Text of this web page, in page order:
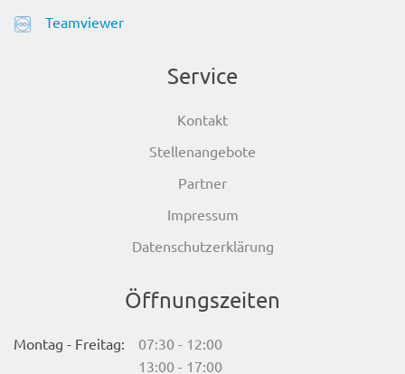
Teamviewer
Service
Kontakt
Stellenangebote
Partner
Impressum
Datenschutzerklärung
Öffnungszeiten
Montag - Freitag:
07:30 - 12:00
13:00 - 17:00